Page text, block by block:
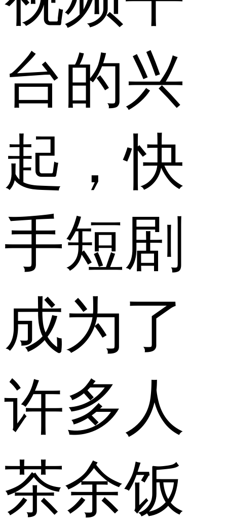
台的兴
起，快
手短剧
成为了
许多人
茶余饭